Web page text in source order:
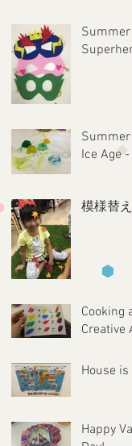
Ice Age -
模様替え
Cooking
Creative
House is
Happy